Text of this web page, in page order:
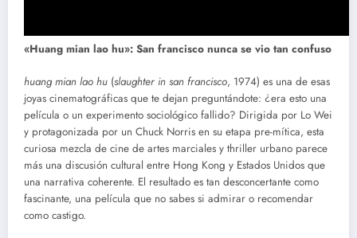
«Huang mian lao hu»: San francisco nunca se vio tan confuso
huang mian lao hu (slaughter in san francisco, 1974) es una de esas
joyas cinematográficas que te dejan preguntándote: ¿era esto una
película o un experimento sociológico fallido? Dirigida por Lo Wei
y protagonizada por un Chuck Norris en su etapa pre-mítica, esta
curiosa mezcla de cine de artes marciales y thriller urbano parece
más una discusión cultural entre Hong Kong y Estados Unidos que
una narrativa coherente. El resultado es tan desconcertante como
fascinante, una película que no sabes si admirar o recomendar
como castigo.